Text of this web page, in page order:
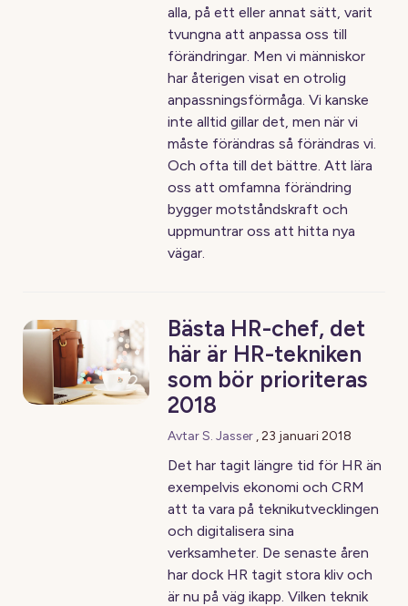
alla, på ett eller annat sätt, varit
tvungna att anpassa oss till
förändringar. Men vi människor
har återigen visat en otrolig
anpassningsförmåga. Vi kanske
inte alltid gillar det, men när vi
måste förändras så förändras vi.
Och ofta till det bättre. Att lära
oss att omfamna förändring
bygger motståndskraft och
uppmuntrar oss att hitta nya
vägar.
Bästa HR-chef, det
här är HR-tekniken
som bör prioriteras
2018
Avtar S. Jasser ,23 januari 2018
Det har tagit längre tid för HR än
exempelvis ekonomi och CRM
att ta vara på teknikutvecklingen
och digitalisera sina
verksamheter. De senaste åren
har dock HR tagit stora kliv och
är nu på väg ikapp. Vilken teknik